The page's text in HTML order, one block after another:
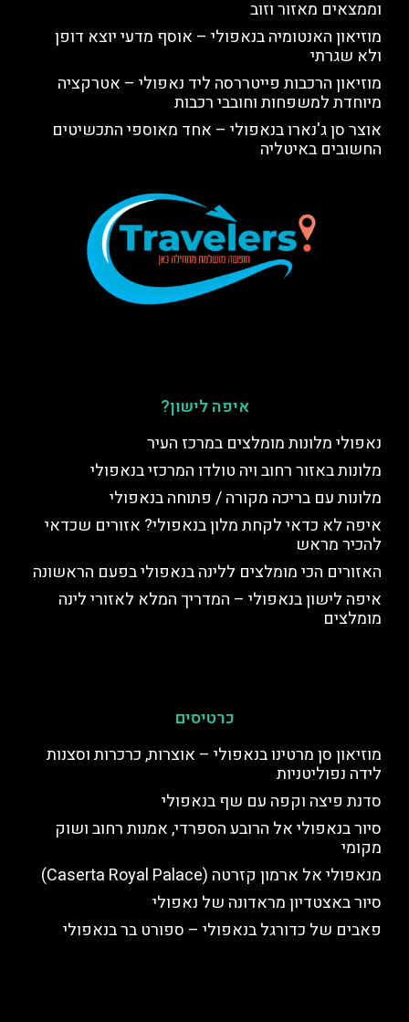
וממצאים מאזור וזוב
מוזיאון האנטומיה בנאפולי – אוסף מדעי יוצא דופן
ולא שגרתי
מוזיאון הרכבות פייטררסה ליד נאפולי – אטרקציה
מיוחדת למשפחות וחובבי רכבות
אוצר סן ג'נארו בנאפולי – אחד מאוספי התכשיטים
החשובים באיטליה
איפה לישון?
נאפולי מלונות מומלצים במרכז העיר
מלונות באזור רחוב ויה טולדו המרכזי בנאפולי
מלונות עם בריכה מקורה / פתוחה בנאפולי
איפה לא כדאי לקחת מלון בנאפולי? אזורים שכדאי
להכיר מראש
האזורים הכי מומלצים ללינה בנאפולי בפעם הראשונה
איפה לישון בנאפולי – המדריך המלא לאזורי לינה
מומלצים
כרטיסים
מוזיאון סן מרטינו בנאפולי – אוצרות, כרכרות וסצנות
לידה נפוליטניות
סדנת פיצה וקפה עם שף בנאפולי
סיור בנאפולי אל הרובע הספרדי, אמנות רחוב ושוק
מקומי
מנאפולי אל ארמון קזרטה (Caserta Royal Palace)
סיור באצטדיון מראדונה של נאפולי
פאבים של כדורגל בנאפולי – ספורט בר בנאפולי